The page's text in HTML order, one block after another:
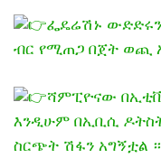
ፌዴሬሽኑ
ብር የሚጠጋ በጀት ወጪ
ሻምፒዮናው
እንዲሁም በኢቢሲ
ስርጭት ሽፋን አግኝቷል ።